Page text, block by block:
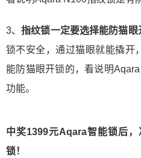
3、指纹锁一定要选择能防猫眼
锁不安全，通过猫眼就能撬开
能防猫眼开锁的，看说明
功能。
中奖1399元Aqara智能锁后
锁！